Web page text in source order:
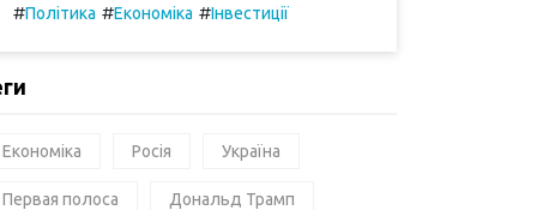
#Політика #Економіка #Інвестиції
Економіка Росія Україна
Первая полоса Дональд Трамп